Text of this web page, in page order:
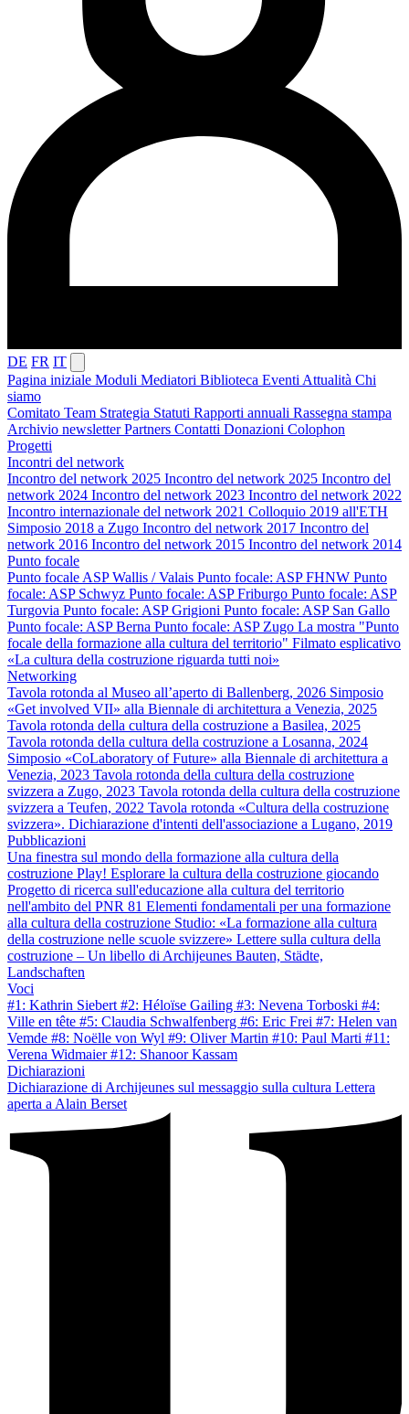
DE FR IT
Pagina iniziale Moduli Mediatori Biblioteca Eventi Attualità Chi
siamo
Comitato Team Strategia Statuti Rapporti annuali Rassegna stampa
Archivio newsletterPartners Contatti Donazioni Colophon
Progetti
Incontri del network
Incontro del network 2025 Incontro del network 2025 Incontro del
network 2024 Incontro del network 2023 Incontro del network 2022
Incontro internazionale del network 2021 Colloquio 2019 all'ETH
Simposio 2018 a Zugo Incontro del network 2017 Incontro del
network 2016 Incontro del network 2015 Incontro del network 2014
Punto focale
Punto focale ASP Wallis / Valais Punto focale: ASP FHNW Punto
focale: ASP Schwyz Punto focale: ASP Friburgo Punto focale: ASP
Turgovia Punto focale: ASP Grigioni Punto focale: ASP San Gallo
Punto focale: ASP Berna Punto focale: ASP Zugo La mostra "Punto
focale della formazione alla cultura del territorio" Filmato esplicativo
«La cultura della costruzione riguarda tutti noi»
Networking
Tavola rotonda al Museo all’aperto di Ballenberg, 2026 Simposio
«Get involved VII» alla Biennale di architettura a Venezia, 2025
Tavola rotonda della cultura della costruzione a Basilea, 2025
Tavola rotonda della cultura della costruzione a Losanna, 2024
Simposio «CoLaboratory of Future» alla Biennale di architettura a
Venezia, 2023 Tavola rotonda della cultura della costruzione
svizzera a Zugo, 2023 Tavola rotonda della cultura della costruzione
svizzera a Teufen, 2022 Tavola rotonda «Cultura della costruzione
svizzera». Dichiarazione d'intenti dell'associazione a Lugano, 2019
Pubblicazioni
Una finestra sul mondo della formazione alla cultura della
costruzione Play! Esplorare la cultura della costruzione giocando
Progetto di ricerca sull'educazione alla cultura del territorio
nell'ambito del PNR 81 Elementi fondamentali per una formazione
alla cultura della costruzione Studio: «La formazione alla cultura
della costruzione nelle scuole svizzere» Lettere sulla cultura della
costruzione – Un libello di Archijeunes Bauten, Städte,
Landschaften
Voci
#1: Kathrin Siebert #2: Héloïse Gailing #3: Nevena Torboski #4:
Ville en tête #5: Claudia Schwalfenberg #6: Eric Frei #7: Helen van
Vemde #8: Noëlle von Wyl #9: Oliver Martin #10: Paul Marti #11:
Verena Widmaier#12: Shanoor Kassam
Dichiarazioni
Dichiarazione di Archijeunes sul messaggio sulla cultura Lettera
aperta a Alain Berset